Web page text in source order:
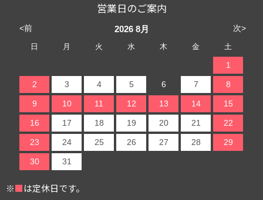
営業日のご案内
<前 次>
2026 8月
日 月 火 水 木 金 土
1
2 3 4 5 6 7 8
9 10 11 12 13 14 15
16 17 18 19 20 21 22
23 24 25 26 27 28 29
30 31
※■は定休日です。